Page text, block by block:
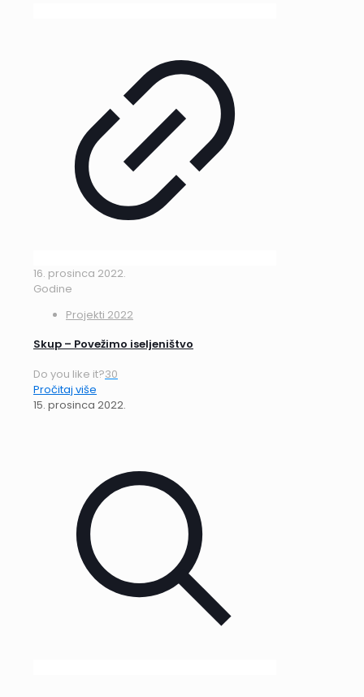
16. prosinca 2022.
Godine
Projekti 2022
Skup – Povežimo iseljeništvo
Do you like it?30
Pročitaj više
15. prosinca 2022.